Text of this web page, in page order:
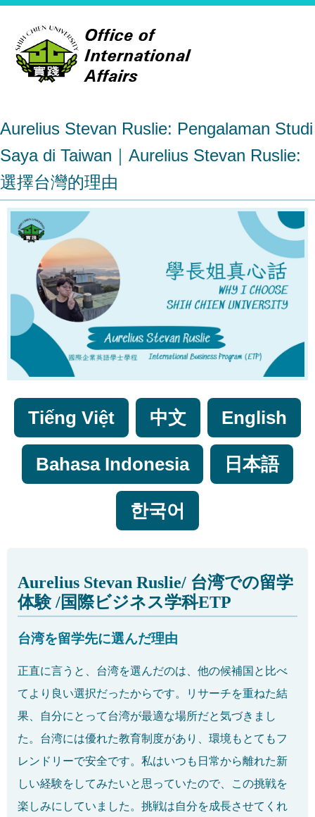
Aurelius Stevan Ruslie: Pengalaman Studi
Saya di Taiwan｜Aurelius Stevan Ruslie:
選擇台灣的理由
Tiếng Việt 中文 English
Bahasa Indonesia 日本語
한국어
Aurelius Stevan Ruslie/ 台湾での留学
体験 /国際ビジネス学科ETP
台湾を留学先に選んだ理由
正直に言うと、台湾を選んだのは、他の候補国と比べ
てより良い選択だったからです。リサーチを重ねた結
果、自分にとって台湾が最適な場所だと気づきまし
た。台湾には優れた教育制度があり、環境もとてもフ
レンドリーで安全です。私はいつも日常から離れた新
しい経験をしてみたいと思っていたので、この挑戦を
楽しみにしていました。挑戦は自分を成長させてくれ